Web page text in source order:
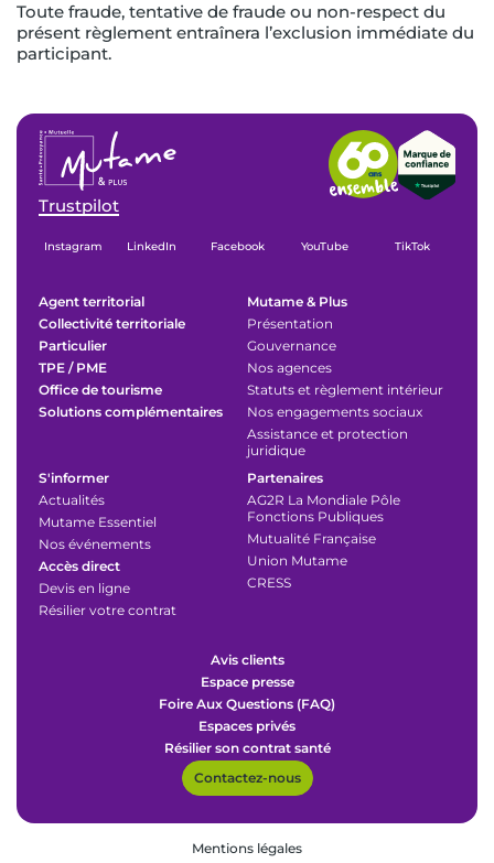
Toute fraude, tentative de fraude ou non-respect du
présent règlement entraînera l’exclusion immédiate du
participant.
Trustpilot
Instagram LinkedIn Facebook YouTube TikTok
Agent territorial
Collectivité territoriale
Particulier
TPE / PME
Office de tourisme
Solutions complémentaires
Mutame & Plus
Présentation
Gouvernance
Nos agences
Statuts et règlement intérieur
Nos engagements sociaux
Assistance et protection
juridique
S'informer
Actualités
Mutame Essentiel
Nos événements
Accès direct
Devis en ligne
Résilier votre contrat
Partenaires
AG2R La Mondiale Pôle
Fonctions Publiques
Mutualité Française
Union Mutame
CRESS
Avis clients
Espace presse
Foire Aux Questions (FAQ)
Espaces privés
Résilier son contrat santé
Contactez-nous
Mentions légales